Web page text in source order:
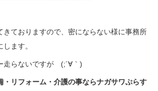
きておりますので、密にならない様に事務所
ます。
走らないですが (;´∀｀)
・リフォーム・介護の事ならナガサワぷらす